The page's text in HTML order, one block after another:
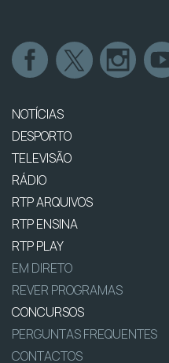
NOTÍCIAS
DESPORTO
TELEVISÃO
RÁDIO
RTP ARQUIVOS
RTP ENSINA
RTP PLAY
EM DIRETO
REVER PROGRAMAS
CONCURSOS
PERGUNTAS FREQUENTES
CONTACTOS